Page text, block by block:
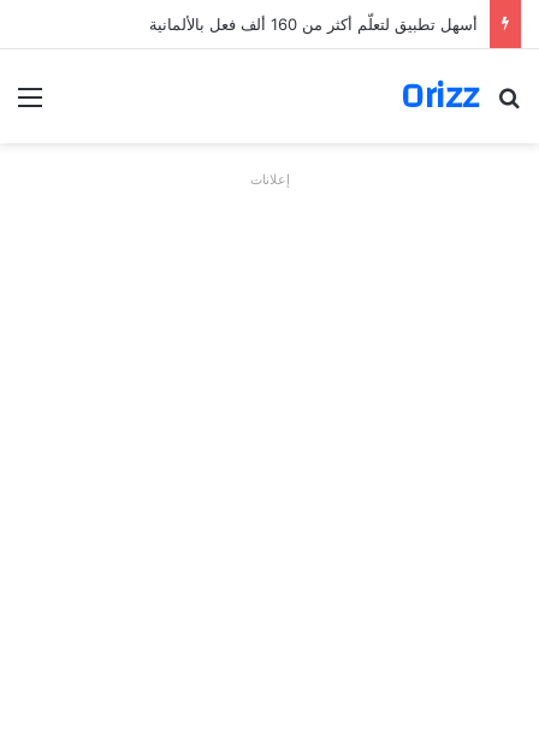
أسهل تطبيق لتعلّم أكثر من 160 ألف فعل بالألمانية
Orizz
بحث عن
إعلانات